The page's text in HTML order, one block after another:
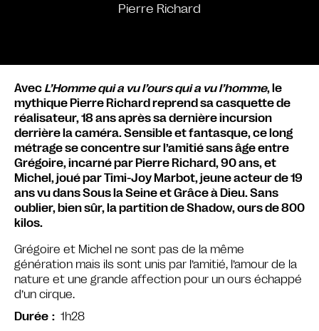
Pierre Richard
Avec L’Homme qui a vu l’ours qui a vu l’homme, le
mythique Pierre Richard reprend sa casquette de
réalisateur, 18 ans après sa dernière incursion
derrière la caméra. Sensible et fantasque, ce long
métrage se concentre sur l’amitié sans âge entre
Grégoire, incarné par Pierre Richard, 90 ans, et
Michel, joué par Timi-Joy Marbot, jeune acteur de 19
ans vu dans Sous la Seine et Grâce à Dieu. Sans
oublier, bien sûr, la partition de Shadow, ours de 800
kilos.
Grégoire et Michel ne sont pas de la même
génération mais ils sont unis par l’amitié, l’amour de la
nature et une grande affection pour un ours échappé
d’un cirque.
Durée
1h28